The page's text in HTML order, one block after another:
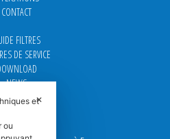
CONTACT
FILTRES
DE SERVICE
NEWS
FAQ
✕
et
ou